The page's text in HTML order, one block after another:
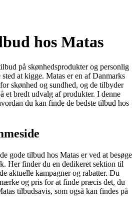
hos Matas
på skønhedsprodukter og personlig
sted at kigge. Matas er en af Danmarks
skønhed og sundhed, og de tilbyder
et bredt udvalg af produkter. I denne
du kan finde de bedste tilbud hos
gode tilbud hos Matas er ved at besøge
Her finder du en dedikeret sektion til
aktuelle kampagner og rabatter. Du
og pris for at finde præcis det, du
tilbudsavis, som også kan findes på